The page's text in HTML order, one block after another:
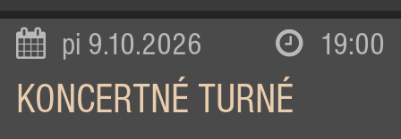
pi 9.10.2026 19:00
KONCERTNÉ TURNÉ